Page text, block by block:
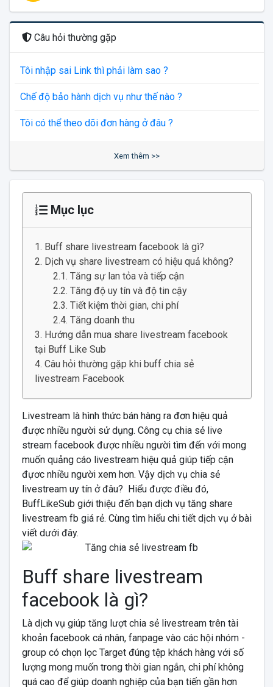
Câu hỏi thường gặp
Tôi nhập sai Link thì phải làm sao ?
Chế độ bảo hành dịch vụ như thế nào ?
Tôi có thể theo dõi đơn hàng ở đâu ?
Xem thêm >>
Mục lục
Buff share livestream facebook là gì?
Dịch vụ share livestream có hiệu quả không?
Tăng sự lan tỏa và tiếp cận
Tăng độ uy tín và độ tin cậy
Tiết kiệm thời gian, chi phí
Tăng doanh thu
Hướng dẫn mua share livestream facebook
tại Buff Like Sub
Câu hỏi thường gặp khi buff chia sẻ
livestream Facebook
Livestream là hình thức bán hàng ra đơn hiệu quả
được nhiều người sử dụng. Công cụ chia sẻ live
stream facebook được nhiều người tìm đến với mong
muốn quảng cáo livestream hiệu quả giúp tiếp cận
đựơc nhiều người xem hơn. Vậy dịch vụ chia sẻ
livestream uy tín ở đâu? Hiểu được điều đó,
BuffLikeSub giới thiệu đến bạn dịch vụ tăng share
livestream fb giá rẻ. Cùng tìm hiểu chi tiết dịch vụ ở bài
viết dưới đây.
Buff share livestream
facebook là gì?
Là dịch vụ giúp tăng lượt chia sẻ livestream trên tài
khoản facebook cá nhân, fanpage vào các hội nhóm -
group có chọn lọc Target đúng tệp khách hàng với số
lượng mong muốn trong thời gian ngắn, chi phí không
quá cao để giúp doanh nghiệp của bạn tiến gần hơn